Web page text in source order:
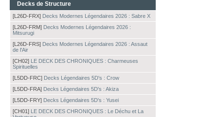
Decks de Structure
[L26D-FRX] Decks Modernes Légendaires 2026 : Sabre X
[L26D-FRM] Decks Modernes Légendaires 2026 :
Mitsurugi
[L26D-FRS] Decks Modernes Légendaires 2026 : Assaut
de l'Air
[CH02] LE DECK DES CHRONIQUES : Charmeuses
Spirituelles
[L5DD-FRC] Decks Légendaires 5D's : Crow
[L5DD-FRA] Decks Légendaires 5D's : Akiza
[L5DD-FRY] Decks Légendaires 5D's : Yusei
[CH01] LE DECK DES CHRONIQUES : Le Déchu et La